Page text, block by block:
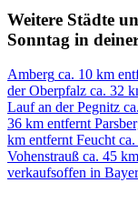
Weitere Städte
Sonntag in
Amberg ca. 10 km
der Oberpfalz ca. 32
Lauf an der Pegnitz
36 km entfernt
km entfernt Feucht
Vohenstrauß ca. 45
verkaufsoffen in